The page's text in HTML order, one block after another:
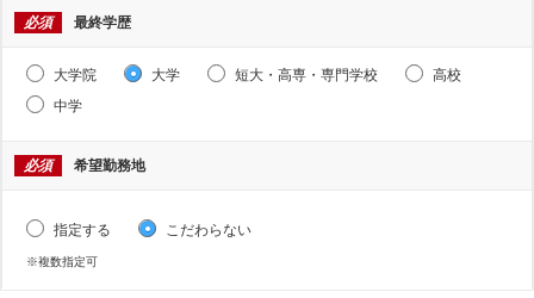
必須 最終学歴
大学院 大学 短大・高専・専門学校
高校
中学
必須 希望勤務地
指定する こだわらない
※複数指定可